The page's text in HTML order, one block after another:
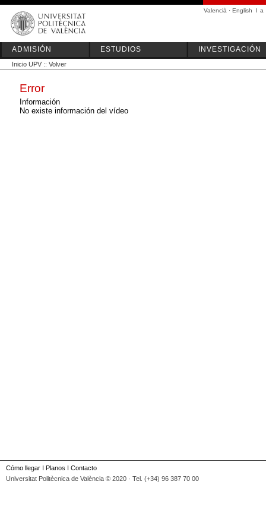
Valencià · English I a
ADMISIÓN ESTUDIOS INVESTIGACIÓN
Inicio UPV :: Volver
Error
Información
No existe información del vídeo
Cómo llegar I Planos I Contacto
Universitat Politècnica de València © 2020 · Tel. (+34) 96 387 70 00